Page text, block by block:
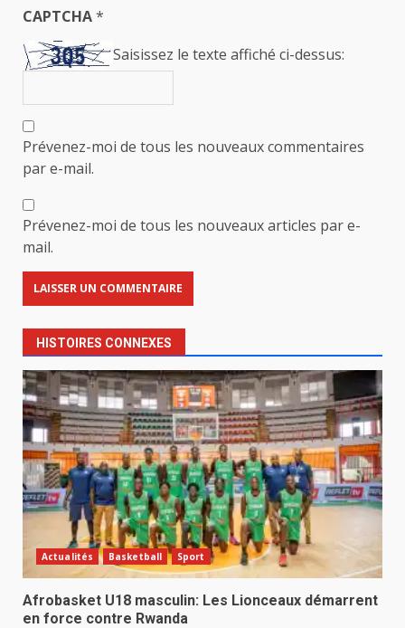
CAPTCHA*
Saisissez le texte affiché ci-dessus:
Prévenez-moi de tous les nouveaux commentaires
par e-mail.
Prévenez-moi de tous les nouveaux articles par e-
mail.
HISTOIRES CONNEXES
Actualités Basketball Sport
Afrobasket U18 masculin: Les Lionceaux démarrent
en force contre Rwanda